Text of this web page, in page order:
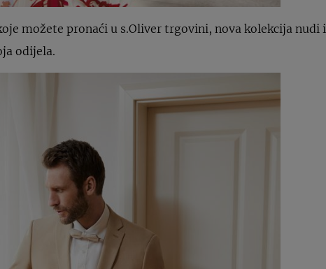
možete pronaći u s.Oliver trgovini, nova kolekcija nudi i
odijela.